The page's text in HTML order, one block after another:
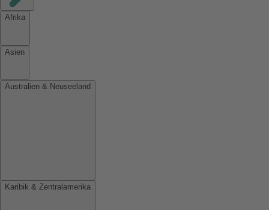
Afrika
Asien
Australien & Neuseeland
Karibik & Zentralamerika